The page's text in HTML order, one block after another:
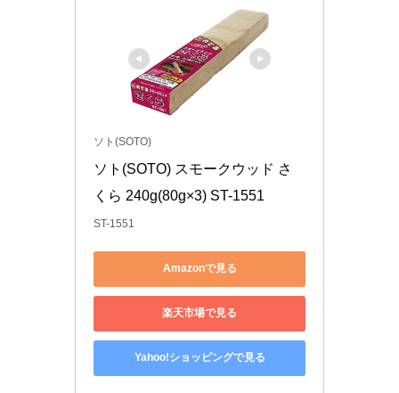
ソト(SOTO)
ソト(SOTO) スモークウッド さ
くら 240g(80g×3) ST-1551
ST-1551
Amazonで見る
楽天市場で見る
Yahoo!ショッピングで見る